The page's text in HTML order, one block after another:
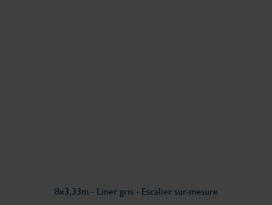
8x3,33m - Liner gris - Escalier sur-mesure